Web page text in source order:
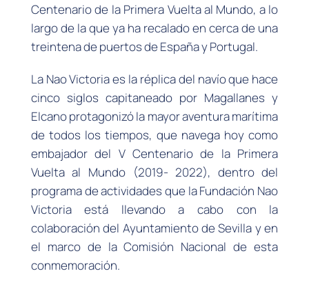
Centenario de la Primera Vuelta al Mundo, a lo
largo de la que ya ha recalado en cerca de una
treintena de puertos de España y Portugal.
La Nao Victoria es la réplica del navío que hace
cinco siglos capitaneado por Magallanes y
Elcano protagonizó la mayor aventura marítima
de todos los tiempos, que navega hoy como
embajador del V Centenario de la Primera
Vuelta al Mundo (2019- 2022), dentro del
programa de actividades que la Fundación Nao
Victoria está llevando a cabo con la
colaboración del Ayuntamiento de Sevilla y en
el marco de la Comisión Nacional de esta
conmemoración.